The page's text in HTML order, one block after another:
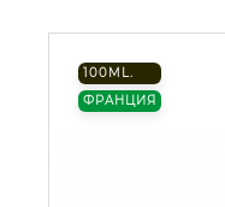
100ML.
ФРАНЦИЯ